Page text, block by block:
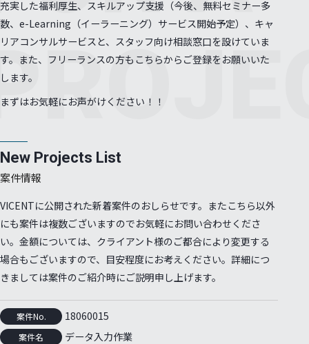
ス
ムインテグレーション
ンソースソフトウェア
規登録フォーム
のご応募フォーム
報
報
新卒採用
ア採用
介
パートナー募集
せ一覧
お問い合わせ
ニュアル
ブログ
充実した福利厚生、スキルアップ支援（今後、無料セミナー多
数、e-Learning（イーラーニング）サービス開始予定）、キャ
リアコンサルサービスと、スタッフ向け相談窓口を設けていま
す。また、フリーランスの方もこちらからご登録をお願いいた
します。
まずはお気軽にお声がけください！！
New Projects List
案件情報
VICENTに公開された新着案件のおしらせです。またこちら以外
にも案件は複数ございますのでお気軽にお問い合わせくださ
い。金額については、クライアント様のご都合により変更する
場合もございますので、目安程度にお考えください。詳細につ
きましては案件のご紹介時にご説明申し上げます。
案件No. 18060015
案件名 データ入力作業